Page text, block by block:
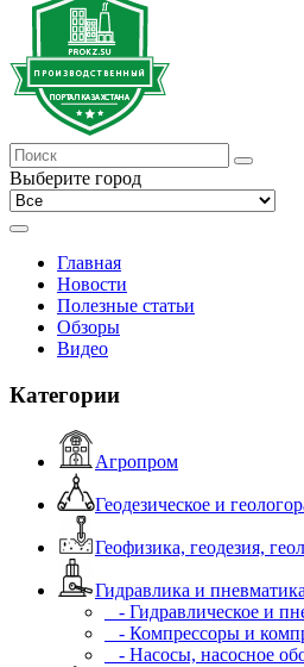
Выберите город
Главная
Новости
Полезные статьи
Обзоры
Видео
Категории
Агропром
Геодезическое и
Геофизика, геодезия,
Гидравлика и
- Гидравлическое и
- Компрессоры и
- Насосы, насосное